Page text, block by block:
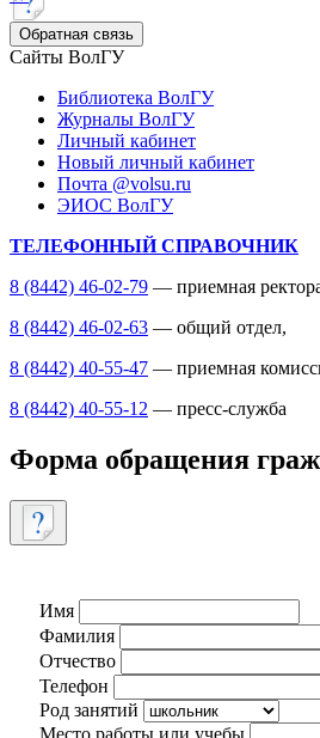
Обратная связь
Сайты ВолГУ
Библиотека ВолГУ
Журналы ВолГУ
Личный кабинет
Новый личный кабинет
Почта @volsu.ru
ЭИОС ВолГУ
ТЕЛЕФОННЫЙ СПРАВОЧНИК
8 (8442) 46-02-79 — приемная
8 (8442) 46-02-63 — общий отдел,
8 (8442) 40-55-47 — приемная
8 (8442) 40-55-12 — пресс-служба
Форма обращения
Имя
Фамилия
Отчество
Телефон
Род занятий